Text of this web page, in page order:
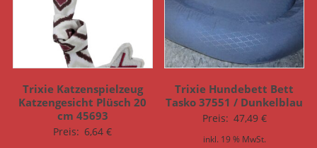
Trixie Katzenspielzeug
Katzengesicht Plüsch 20
cm 45693
Preis: 6,64€
Trixie Hundebett Bett
Tasko 37551 / Dunkelblau
Preis: 47,49 €
inkl. 19 % MwSt.